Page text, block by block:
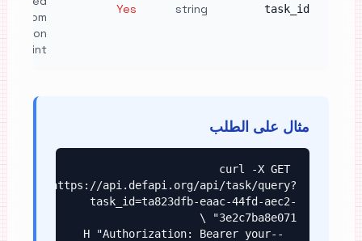
task_id
string
Yes
from
مثال على الطلب
curl -X GET
"https://api.defapi.org/api/task/query?
task_id=ta823dfb-eaac-44fd-aec2-
  -H "Authorization: Bearer your-